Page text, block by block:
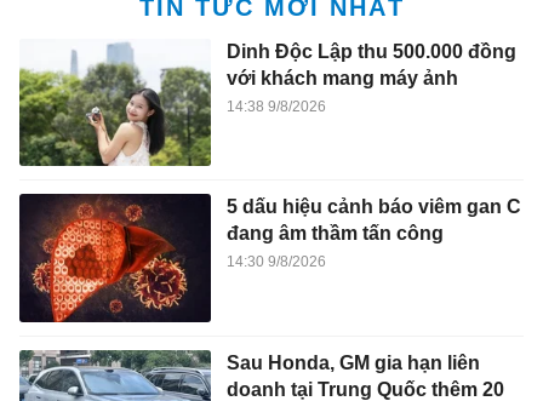
TIN TỨC MỚI NHẤT
Dinh Độc Lập thu 500.000 đồng
với khách mang máy ảnh
14:38 9/8/2026
5 dấu hiệu cảnh báo viêm gan C
đang âm thầm tấn công
14:30 9/8/2026
Sau Honda, GM gia hạn liên
doanh tại Trung Quốc thêm 20